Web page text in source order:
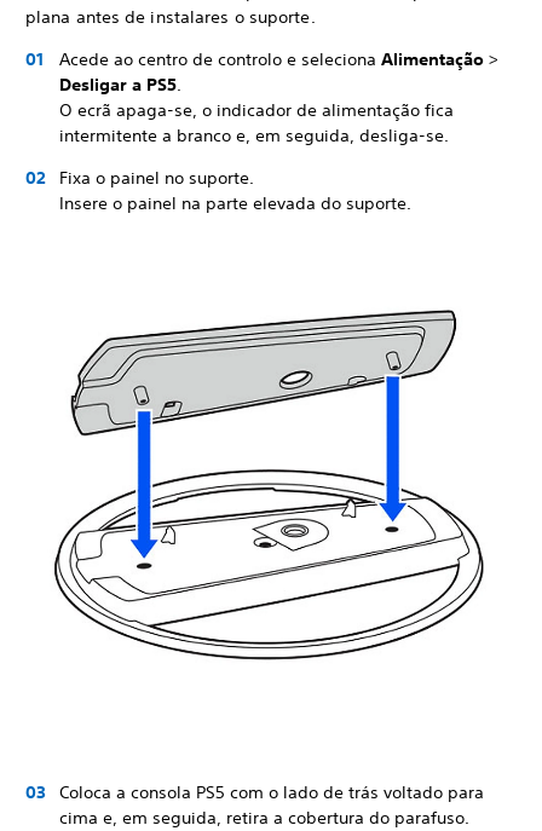
plana antes de instalares o suporte.
Acede ao centro de controlo e seleciona Alimentação >
Desligar a PS5.
O ecrã apaga-se, o indicador de alimentação fica
intermitente a branco e, em seguida, desliga-se.
Fixa o painel no suporte.
Insere o painel na parte elevada do suporte.
Coloca a consola PS5 com o lado de trás voltado para
cima e, em seguida, retira a cobertura do parafuso.